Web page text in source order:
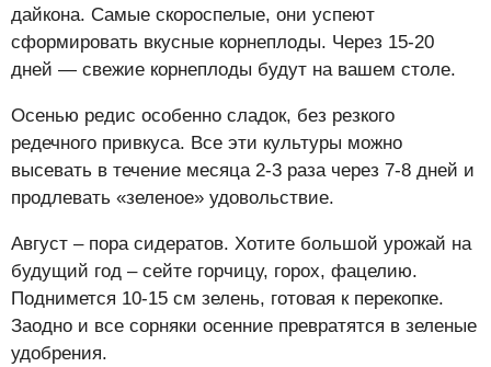
дайкона. Самые скороспелые, они успеют
сформировать вкусные корнеплоды. Через 15-20
дней — свежие корнеплоды будут на вашем столе.
Осенью редис особенно сладок, без резкого
редечного привкуса. Все эти культуры можно
высевать в течение месяца 2-3 раза через 7-8 дней и
продлевать «зеленое» удовольствие.
Август – пора сидератов. Хотите большой урожай на
будущий год – сейте горчицу, горох, фацелию.
Поднимется 10-15 см зелень, готовая к перекопке.
Заодно и все сорняки осенние превратятся в зеленые
удобрения.